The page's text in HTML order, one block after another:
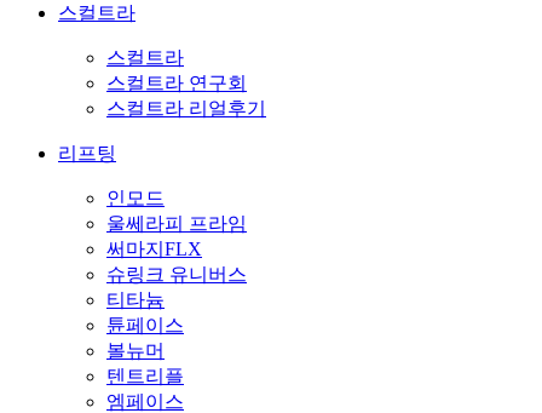
스컬트라
스컬트라
스컬트라 연구회
스컬트라 리얼후기
리프팅
인모드
울쎄라피 프라임
써마지FLX
슈링크 유니버스
티타늄
튠페이스
볼뉴머
텐트리플
엠페이스